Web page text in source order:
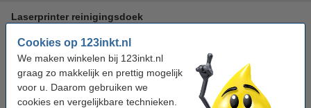
Cookies op 123inkt.nl
We maken winkelen bij 123inkt.nl
graag zo makkelijk en prettig mogelijk
voor u. Daarom gebruiken we
cookies en vergelijkbare technieken.
Laserprinter reinigingsdoek
tonerdoek
Bekijk de specificaties en omschrijving
Direct leverbaar
Morgen in huis